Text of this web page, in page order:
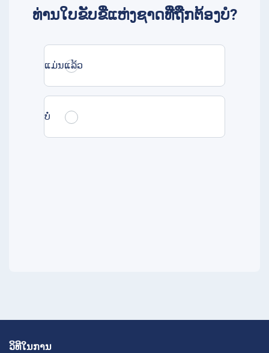
ທ່ານໃບຂັບຂີ່ແຫ່ງຊາດທີ່ຖືກຕ້ອງບໍ?
ແມ່ນແລ້ວ
ບໍ່
ວິທີໃນການ